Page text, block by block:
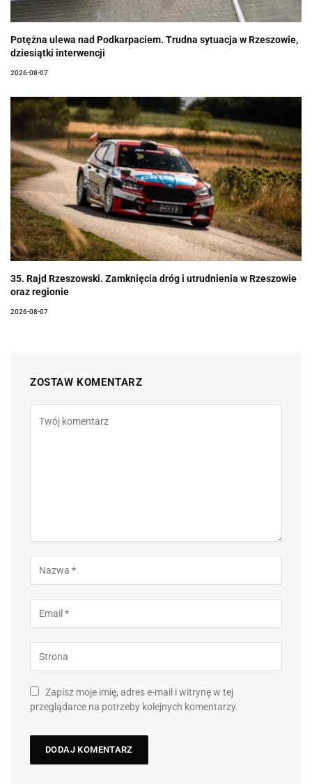
Potężna ulewa nad Podkarpaciem. Trudna sytuacja w Rzeszowie,
dziesiątki interwencji
2026-08-07
35. Rajd Rzeszowski. Zamknięcia dróg i utrudnienia w Rzeszowie
oraz regionie
2026-08-07
ZOSTAW KOMENTARZ
Zapisz moje imię, adres e-mail i witrynę w tej
przeglądarce na potrzeby kolejnych komentarzy.